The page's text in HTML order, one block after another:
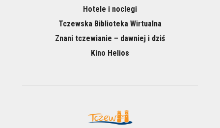
Hotele i noclegi
Tczewska Biblioteka Wirtualna
Znani tczewianie – dawniej i dziś
Kino Helios